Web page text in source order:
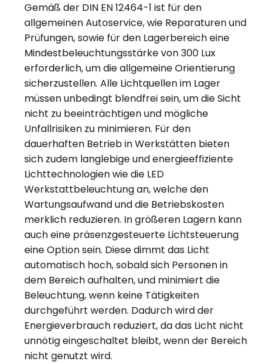
Gemäß der DIN EN 12464-1 ist für den
allgemeinen Autoservice, wie Reparaturen und
Prüfungen, sowie für den Lagerbereich eine
Mindestbeleuchtungsstärke von 300 Lux
erforderlich, um die allgemeine Orientierung
sicherzustellen. Alle Lichtquellen im Lager
müssen unbedingt blendfrei sein, um die Sicht
nicht zu beeinträchtigen und mögliche
Unfallrisiken zu minimieren. Für den
dauerhaften Betrieb in Werkstätten bieten
sich zudem langlebige und energieeffiziente
Lichttechnologien wie die LED
Werkstattbeleuchtung an, welche den
Wartungsaufwand und die Betriebskosten
merklich reduzieren. In größeren Lagern kann
auch eine präsenzgesteuerte Lichtsteuerung
eine Option sein. Diese dimmt das Licht
automatisch hoch, sobald sich Personen in
dem Bereich aufhalten, und minimiert die
Beleuchtung, wenn keine Tätigkeiten
durchgeführt werden. Dadurch wird der
Energieverbrauch reduziert, da das Licht nicht
unnötig eingeschaltet bleibt, wenn der Bereich
nicht genutzt wird.